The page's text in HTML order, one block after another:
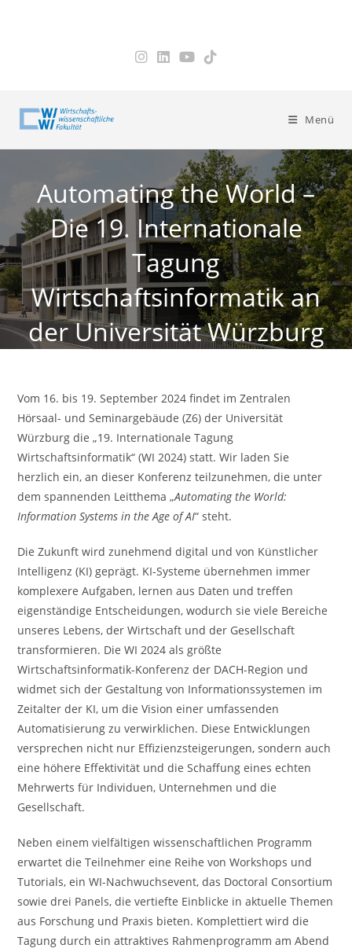
Menü
Automating the World –
Die 19. Internationale
Tagung
Wirtschaftsinformatik an
der Universität Würzburg
Vom 16. bis 19. September 2024 findet im Zentralen
Hörsaal- und Seminargebäude (Z6) der Universität
Würzburg die „19. Internationale Tagung
Wirtschaftsinformatik“ (WI 2024) statt. Wir laden Sie
herzlich ein, an dieser Konferenz teilzunehmen, die unter
dem spannenden Leitthema „Automating the World:
Information Systems in the Age of AI“ steht.
Die Zukunft wird zunehmend digital und von Künstlicher
Intelligenz (KI) geprägt. KI-Systeme übernehmen immer
komplexere Aufgaben, lernen aus Daten und treffen
eigenständige Entscheidungen, wodurch sie viele Bereiche
unseres Lebens, der Wirtschaft und der Gesellschaft
transformieren. Die WI 2024 als größte
Wirtschaftsinformatik-Konferenz der DACH-Region und
widmet sich der Gestaltung von Informationssystemen im
Zeitalter der KI, um die Vision einer umfassenden
Automatisierung zu verwirklichen. Diese Entwicklungen
versprechen nicht nur Effizienzsteigerungen, sondern auch
eine höhere Effektivität und die Schaffung eines echten
Mehrwerts für Individuen, Unternehmen und die
Gesellschaft.
Neben einem vielfältigen wissenschaftlichen Programm
erwartet die Teilnehmer eine Reihe von Workshops und
Tutorials, ein WI-Nachwuchsevent, das Doctoral Consortium
sowie drei Panels, die vertiefte Einblicke in aktuelle Themen
aus Forschung und Praxis bieten. Komplettiert wird die
Tagung durch ein attraktives Rahmenprogramm am Abend